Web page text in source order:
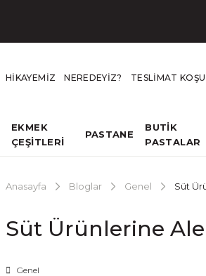
HİKAYEMİZ NEREDEYİZ? TESLİMAT
EKMEK
ÇEŞİTLERİ
PASTANE
BUTİK
PASTALAR
Anasayfa Bloglar Genel Süt
Süt Ürünlerine
Genel